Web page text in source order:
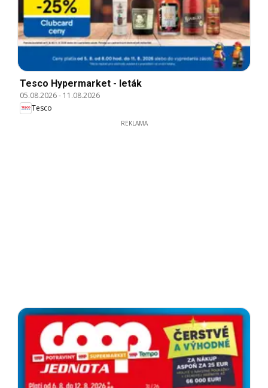
Tesco Hypermarket - leták
05.08.2026- 11.08.2026
Tesco
REKLAMA